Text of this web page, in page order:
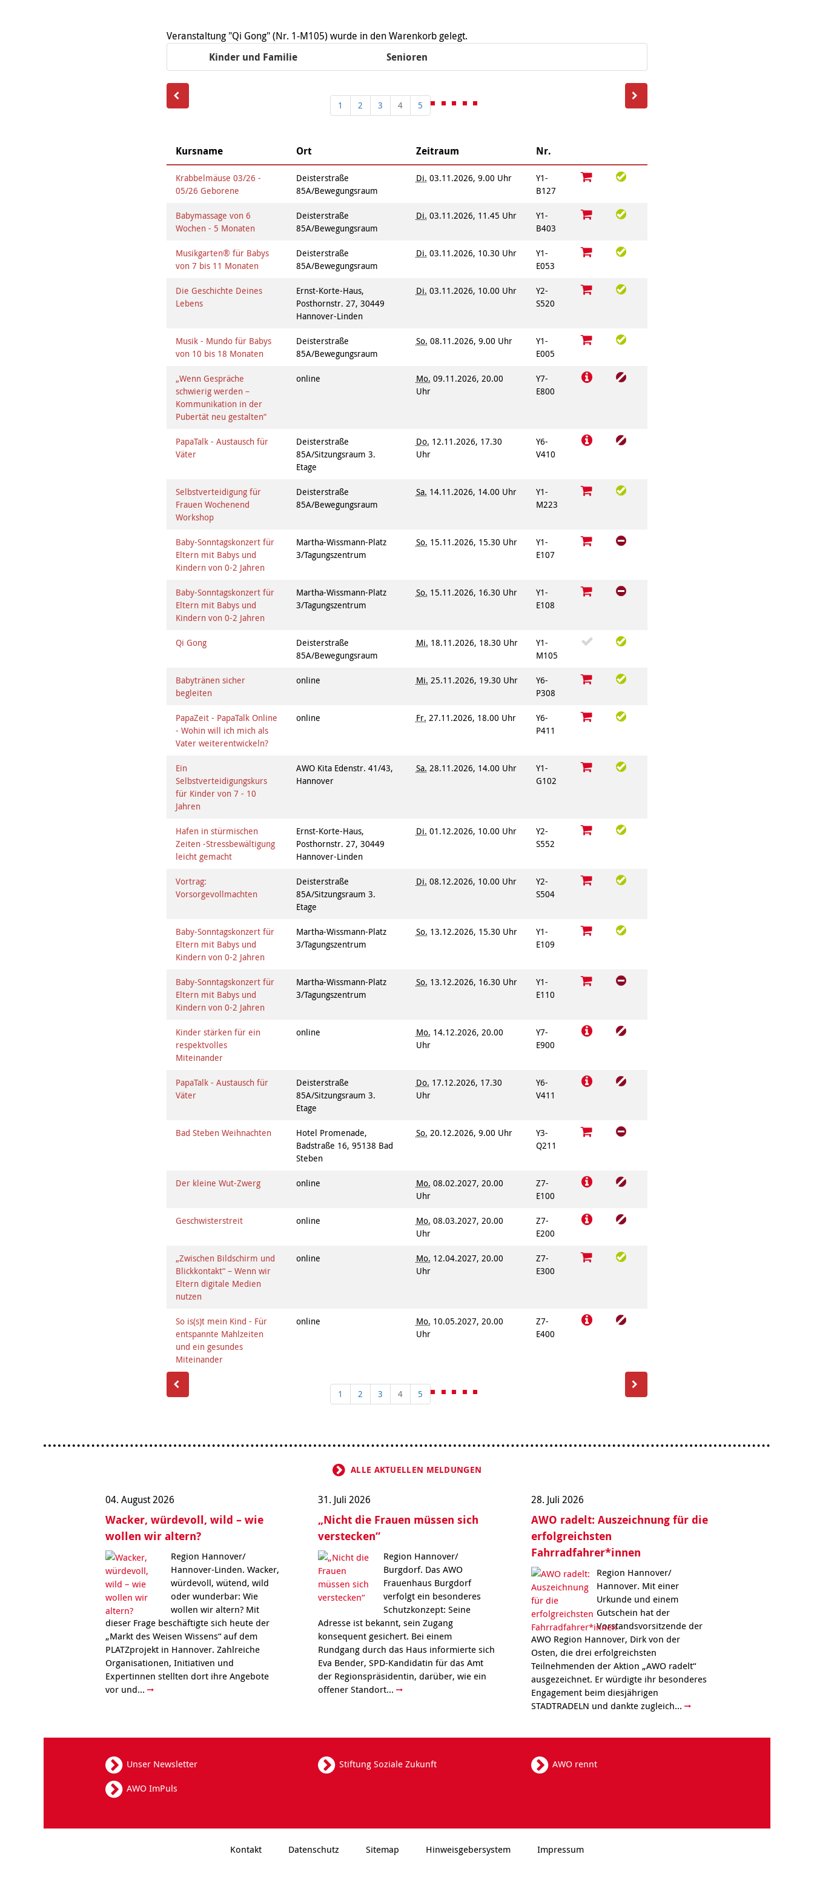
Wohnen
Beratung für Frauen bei
häuslicher Gewalt
Frauenhaus in der
Kommunikation und
Teilhabe
Information & Hilfe
Familie
Ältere Menschen
Veranstaltung "Qi Gong" (Nr. 1-M105) wurde in den Warenkorb gelegt.
Kinder und Familie
Senioren
1 2 3 4 5
Kursname Ort Zeitraum Nr.
Krabbelmäuse 03/26 -
05/26 Geborene
Deisterstraße
85A/Bewegungsraum
Di. 03.11.2026, 9.00 Uhr
Y1-
B127
Babymassage von 6
Wochen - 5 Monaten
Deisterstraße
85A/Bewegungsraum
Di. 03.11.2026, 11.45 Uhr
Y1-
B403
Musikgarten® für Babys
von 7 bis 11 Monaten
Deisterstraße
85A/Bewegungsraum
Di. 03.11.2026, 10.30 Uhr
Y1-
E053
Die Geschichte Deines
Lebens
Ernst-Korte-Haus,
Posthornstr. 27, 30449
Hannover-Linden
Di. 03.11.2026, 10.00 Uhr
Y2-
S520
Musik - Mundo für Babys
von 10 bis 18 Monaten
Deisterstraße
85A/Bewegungsraum
So. 08.11.2026, 9.00 Uhr
Y1-
E005
„Wenn Gespräche
schwierig werden –
Kommunikation in der
Pubertät neu gestalten“
online Mo. 09.11.2026, 20.00
Uhr
Y7-
E800
PapaTalk - Austausch für
Väter
Deisterstraße
85A/Sitzungsraum 3.
Etage
Do. 12.11.2026, 17.30
Uhr
Y6-
V410
Selbstverteidigung für
Frauen Wochenend
Workshop
Deisterstraße
85A/Bewegungsraum
Sa. 14.11.2026, 14.00 Uhr
Y1-
M223
Baby-Sonntagskonzert für
Eltern mit Babys und
Kindern von 0-2 Jahren
Martha-Wissmann-Platz
3/Tagungszentrum
So. 15.11.2026, 15.30 Uhr
Y1-
E107
Baby-Sonntagskonzert für
Eltern mit Babys und
Kindern von 0-2 Jahren
Martha-Wissmann-Platz
3/Tagungszentrum
So. 15.11.2026, 16.30 Uhr
Y1-
E108
Qi Gong
Deisterstraße
85A/Bewegungsraum
Mi. 18.11.2026, 18.30 Uhr
Y1-
M105
Babytränen sicher
begleiten
online Mi. 25.11.2026, 19.30 Uhr
Y6-
P308
PapaZeit - PapaTalk Online
- Wohin will ich mich als
Vater weiterentwickeln?
online Fr. 27.11.2026, 18.00 Uhr
Y6-
P411
Ein
Selbstverteidigungskurs
für Kinder von 7 - 10
Jahren
AWO Kita Edenstr. 41/43,
Hannover
Sa. 28.11.2026, 14.00 Uhr
Y1-
G102
Hafen in stürmischen
Zeiten -Stressbewältigung
leicht gemacht
Ernst-Korte-Haus,
Posthornstr. 27, 30449
Hannover-Linden
Di. 01.12.2026, 10.00 Uhr
Y2-
S552
Vortrag:
Vorsorgevollmachten
Deisterstraße
85A/Sitzungsraum 3.
Etage
Di. 08.12.2026, 10.00 Uhr
Y2-
S504
Baby-Sonntagskonzert für
Eltern mit Babys und
Kindern von 0-2 Jahren
Martha-Wissmann-Platz
3/Tagungszentrum
So. 13.12.2026, 15.30 Uhr
Y1-
E109
Baby-Sonntagskonzert für
Eltern mit Babys und
Kindern von 0-2 Jahren
Martha-Wissmann-Platz
3/Tagungszentrum
So. 13.12.2026, 16.30 Uhr
Y1-
E110
Kinder stärken für ein
respektvolles
Miteinander
online Mo. 14.12.2026, 20.00
Uhr
Y7-
E900
PapaTalk - Austausch für
Väter
Deisterstraße
85A/Sitzungsraum 3.
Etage
Do. 17.12.2026, 17.30
Uhr
Y6-
V411
Bad Steben Weihnachten
Hotel Promenade,
Badstraße 16, 95138 Bad
Steben
So. 20.12.2026, 9.00 Uhr
Y3-
Q211
Der kleine Wut-Zwerg online Mo. 08.02.2027, 20.00
Uhr
Z7-
E100
Geschwisterstreit online Mo. 08.03.2027, 20.00
Uhr
Z7-
E200
„Zwischen Bildschirm und
Blickkontakt“ – Wenn wir
Eltern digitale Medien
nutzen
online Mo. 12.04.2027, 20.00
Uhr
Z7-
E300
So is(s)t mein Kind - Für
entspannte Mahlzeiten
und ein gesundes
Miteinander
online Mo. 10.05.2027, 20.00
Uhr
Z7-
E400
1 2 3 4 5
ALLE AKTUELLEN MELDUNGEN
04. August 2026
Wacker, würdevoll, wild – wie
wollen wir altern?
Region Hannover/
Hannover-Linden. Wacker,
würdevoll, wütend, wild
oder wunderbar: Wie
wollen wir altern? Mit
dieser Frage beschäftigte sich heute der
„Markt des Weisen Wissens“ auf dem
PLATZprojekt in Hannover. Zahlreiche
Organisationen, Initiativen und
Expertinnen stellten dort ihre Angebote
vor und...
31. Juli 2026
„Nicht die Frauen müssen sich
verstecken“
Region Hannover/
Burgdorf. Das AWO
Frauenhaus Burgdorf
verfolgt ein besonderes
Schutzkonzept: Seine
Adresse ist bekannt, sein Zugang
konsequent gesichert. Bei einem
Rundgang durch das Haus informierte sich
Eva Bender, SPD-Kandidatin für das Amt
der Regionspräsidentin, darüber, wie ein
offener Standort...
28. Juli 2026
AWO radelt: Auszeichnung für die
erfolgreichsten
Fahrradfahrer*innen
Region Hannover/
Hannover. Mit einer
Urkunde und einem
Gutschein hat der
Vorstandsvorsitzende der
AWO Region Hannover, Dirk von der
Osten, die drei erfolgreichsten
Teilnehmenden der Aktion „AWO radelt“
ausgezeichnet. Er würdigte ihr besonderes
Engagement beim diesjährigen
STADTRADELN und dankte zugleich...
Unser Newsletter Stiftung Soziale Zukunft
AWO rennt
AWO ImPuls
Kontakt Datenschutz Sitemap Hinweisgebersystem Impressum